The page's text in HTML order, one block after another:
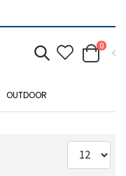
0
OUTDOOR